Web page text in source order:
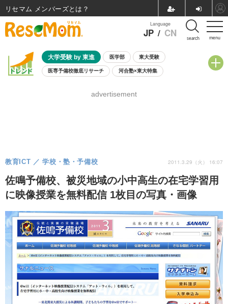
menu
Language
JP / CN search
大学受験 by 東進 医学部 東大受験
医専予備校徹底リサーチ 河合塾×東大特集
8月開催学校説明会・相談会
advertisement
佐鳴予備校、被災地域の小中高生の在宅学習用
に映像授業を無料配信 1枚目の写真・画像
教育ICT 学校・塾・予備校 2011.3.29（火） 16:07
リセマム メンバーズ